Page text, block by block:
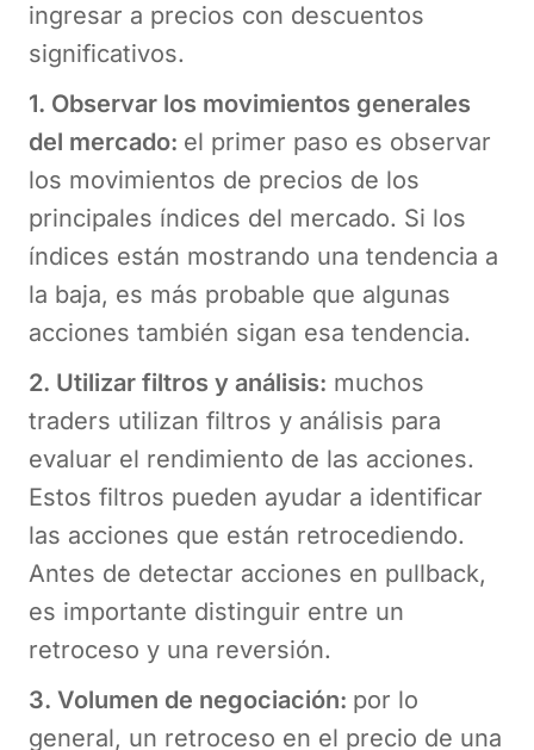
ingresar a precios con descuentos
significativos.
1. Observar los movimientos generales
del mercado: el primer paso es observar
los movimientos de precios de los
principales índices del mercado. Si los
índices están mostrando una tendencia a
la baja, es más probable que algunas
acciones también sigan esa tendencia.
2. Utilizar filtros y análisis: muchos
traders utilizan filtros y análisis para
evaluar el rendimiento de las acciones.
Estos filtros pueden ayudar a identificar
las acciones que están retrocediendo.
Antes de detectar acciones en pullback,
es importante distinguir entre un
retroceso y una reversión.
3. Volumen de negociación: por lo
general, un retroceso en el precio de una